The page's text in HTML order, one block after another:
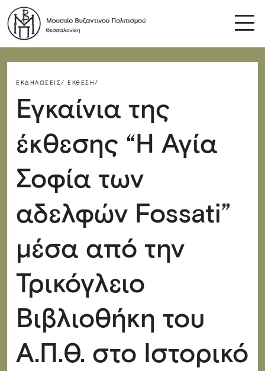
ΕΚΔΗΛΏΣΕΙΣ/ ΈΚΘΕΣΗ/
Εγκαίνια της
έκθεσης “Η Αγία
Σοφία των
αδελφών Fossati”
μέσα από την
Τρικόγλειο
Βιβλιοθήκη του
Α.Π.Θ. στο Ιστορικό